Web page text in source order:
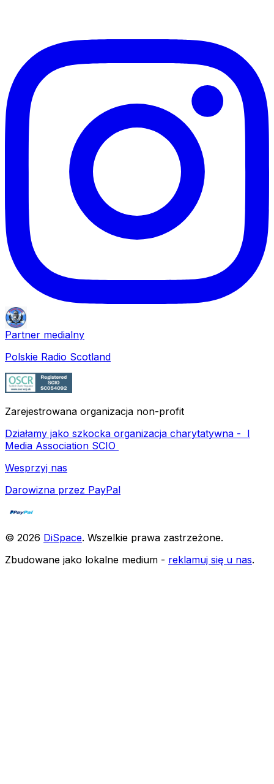
Partner medialny
Polskie Radio Scotland
Zarejestrowana organizacja non-profit
Działamy jako szkocka organizacja charytatywna - I
Media Association SCIO
Wesprzyj nas
Darowizna przez PayPal
© 2026 DiSpace. Wszelkie prawa zastrzeżone.
Zbudowane jako lokalne medium - reklamuj się u nas.